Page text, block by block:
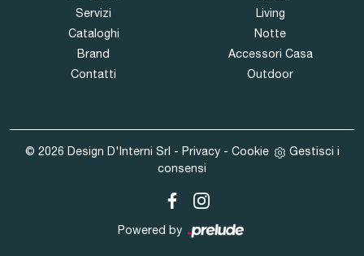
Servizi
Cataloghi
Brand
Contatti
Living
Notte
Accessori Casa
Outdoor
© 2026 Design D'Interni Srl - Privacy- Cookie
Gestisci i
consensi
Powered by